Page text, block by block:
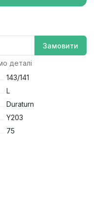
Замовити
деталі
143/141
L
Duraturn
Y203
75